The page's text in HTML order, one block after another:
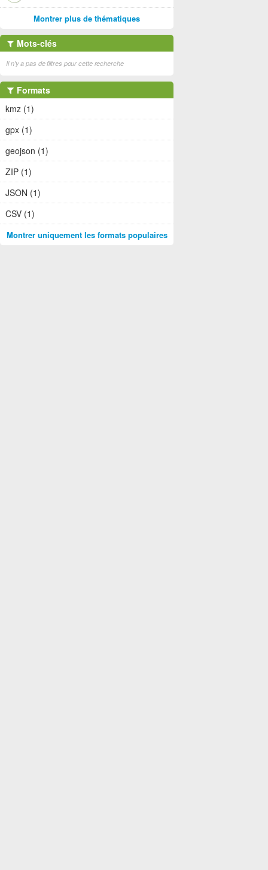
Montrer plus de thématiques
Mots-clés
Il n'y a pas de filtres pour cette recherche
Formats
kmz (1)
gpx (1)
geojson (1)
ZIP (1)
JSON (1)
CSV (1)
Montrer uniquement les formats populaires